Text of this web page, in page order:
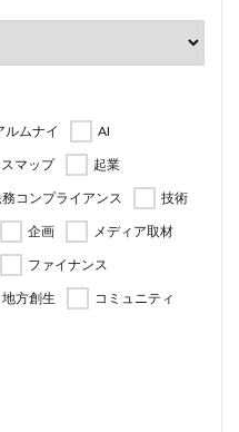
ルムナイ
AI
マップ
起業
コンプライアンス
技術
企画
メディア取材
ファイナンス
地方創生
コミュニティ